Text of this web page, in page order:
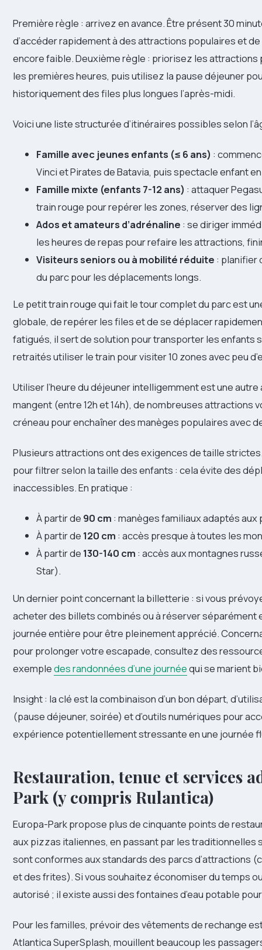
Première règle : arrivez en avance. Être présent 30
d’accéder rapidement à des attractions populaires et
encore faible. Deuxième règle : priorisez les attractions
les premières heures, puis utilisez la pause déjeuner
historiquement des files plus longues l’après-midi.
Voici une liste structurée d’itinéraires possibles selon
Famille avec jeunes enfants (≤ 6 ans) :
Vinci et Pirates de Batavia, puis spectacle enfant
Famille mixte (enfants 7-12 ans) : attaquer
train rouge pour repérer les zones, réserver des
Ados et amateurs d’adrénaline : se diriger
les heures de repas pour refaire les attractions,
Visiteurs seniors ou à mobilité réduite : planifier
du parc pour les déplacements longs.
Le petit train rouge qui fait le tour complet du parc est
globale, de repérer les files et de se déplacer
fatigués, il sert de solution pour transporter les enfants
retraités utiliser le train pour visiter 10 zones avec peu
Utiliser l’heure du déjeuner intelligemment est une
mangent (entre 12h et 14h), de nombreuses attractions
créneau pour enchaîner des manèges populaires avec
Plusieurs attractions ont des exigences de taille
pour filtrer selon la taille des enfants : cela évite des
inaccessibles. En pratique :
À partir de 90 cm : manèges familiaux adaptés aux
À partir de 120 cm : accès presque à toutes les
À partir de 130-140 cm : accès aux montagnes
Star).
Un dernier point concernant la billetterie : si vous
acheter des billets combinés ou à réserver séparément
journée entière pour être pleinement apprécié.
pour prolonger votre escapade, consultez des
exempledes randonnées d’une journéequi se marient
Insight : la clé est la combinaison d’un bon départ,
(pause déjeuner, soirée) et d’outils numériques pour
expérience potentiellement stressante en une journée
Restauration, tenue et services
Park (y compris Rulantica)
Europa-Park propose plus de cinquante points de
aux pizzas italiennes, en passant par les
sont conformes aux standards des parcs d’attractions
et des frites). Si vous souhaitez économiser du temps
autorisé ; il existe aussi des fontaines d’eau potable
Pour les familles, prévoir des vêtements de rechange
Atlantica SuperSplash, mouillent beaucoup les